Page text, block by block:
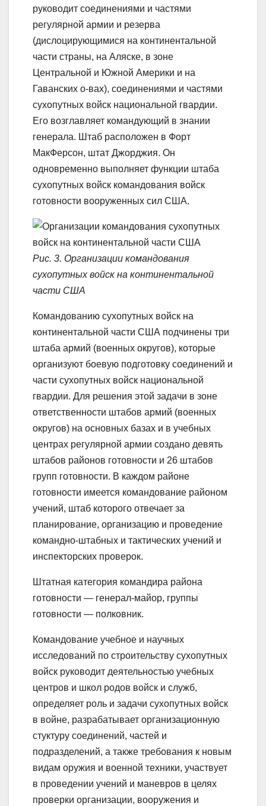
руководит соединениями и частями
регулярной армии и резерва
(дислоцирующимися на континентальной
части страны, на Аляске, в зоне
Центральной и Южной Америки и на
Гаванских о-вах), соединениями и частями
сухопутных войск национальной гвардии.
Его возглавляет командующий в знании
генерала. Штаб расположен в Форт
МакФерсон, штат Джорджия. Он
одновременно выполняет функции штаба
сухопутных войск командования войск
готовности вооруженных сил США.
Рис. 3. Организации командования
сухопутных войск на континентальной
части США
Командованию сухопутных войск на
континентальной части США подчинены три
штаба армий (военных округов), которые
организуют боевую подготовку соединений и
части сухопутных войск национальной
гвардии. Для решения этой задачи в зоне
ответственности штабов армий (военных
округов) на основных базах и в учебных
центрах регулярной армии создано девять
штабов районов готовности и 26 штабов
групп готовности. В каждом районе
готовности имеется командование районом
учений, штаб которого отвечает за
планирование, организацию и проведение
командно-штабных и тактических учений и
инспекторских проверок.
Штатная категория командира района
готовности — генерал-майор, группы
готовности — полковник.
Командование учебное и научных
исследований по строительству сухопутных
войск руководит деятельностью учебных
центров и школ родов войск и служб,
определяет роль и задачи сухопутных войск
в войне, разрабатывает организационную
стуктуру соединений, частей и
подразделений, а также требования к новым
видам оружия и военной техники, участвует
в проведении учений и маневров в целях
проверки организации, вооружения и